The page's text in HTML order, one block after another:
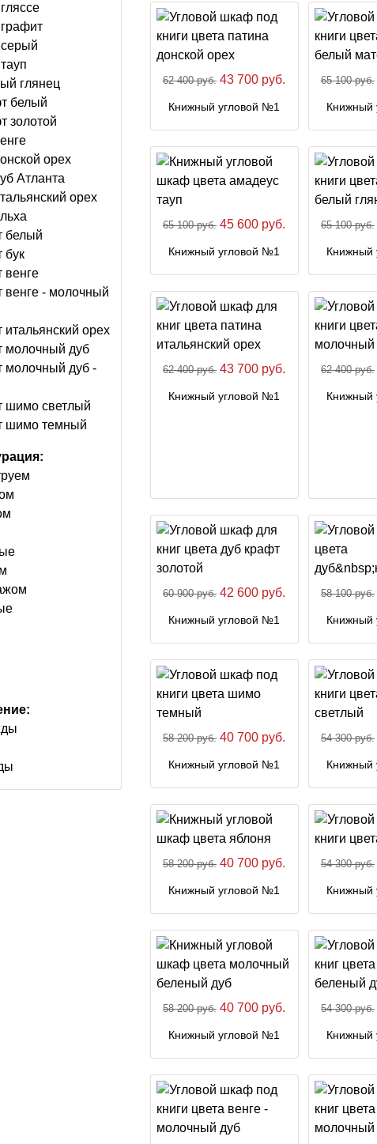
глянец
белый
золотой
орех
Атланта
орех
белый
бук
венге
венге - молочный
итальянский орех
молочный дуб
молочный дуб -
шимо светлый
шимо темный
62 400 руб. 43 700 руб.
Книжный угловой №1
65 100 руб.
Книжный
65 100 руб. 45 600 руб.
Книжный угловой №1
65 100 руб.
Книжный
62 400 руб. 43 700 руб.
Книжный угловой №1
62 400 руб.
Книжный
60 900 руб. 42 600 руб.
Книжный угловой №1
58 100 руб.
Книжный
58 200 руб. 40 700 руб.
Книжный угловой №1
54 300 руб.
Книжный
58 200 руб. 40 700 руб.
Книжный угловой №1
54 300 руб.
Книжный
58 200 руб. 40 700 руб.
Книжный угловой №1
54 300 руб.
Книжный